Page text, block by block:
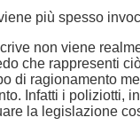
più spesso
non viene
che rappresenti
di ragionamento
Infatti i poliziotti,
la legislazione